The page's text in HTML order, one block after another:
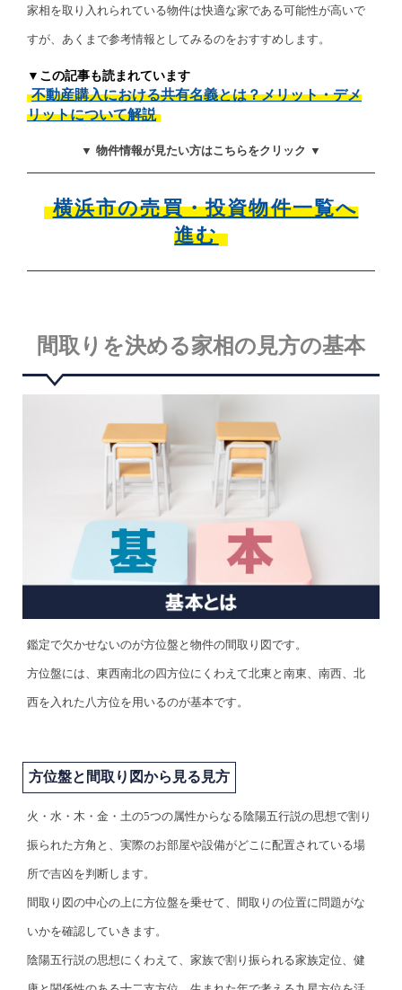
家相を取り入れられている物件は快適な家である可能性が高いで
すが、あくまで参考情報としてみるのをおすすめします。
▼この記事も読まれています
不動産購入における共有名義とは？メリット・デメ
リットについて解説
▼ 物件情報が見たい方はこちらをクリック ▼
横浜市の売買・投資物件一覧へ
進む
間取りを決める家相の見方の基本
鑑定で欠かせないのが方位盤と物件の間取り図です。
方位盤には、東西南北の四方位にくわえて北東と南東、南西、北
西を入れた八方位を用いるのが基本です。
方位盤と間取り図から見る見方
火・水・木・金・土の5つの属性からなる陰陽五行説の思想で割り
振られた方角と、実際のお部屋や設備がどこに配置されている場
所で吉凶を判断します。
間取り図の中心の上に方位盤を乗せて、間取りの位置に問題がな
いかを確認していきます。
陰陽五行説の思想にくわえて、家族で割り振られる家族定位、健